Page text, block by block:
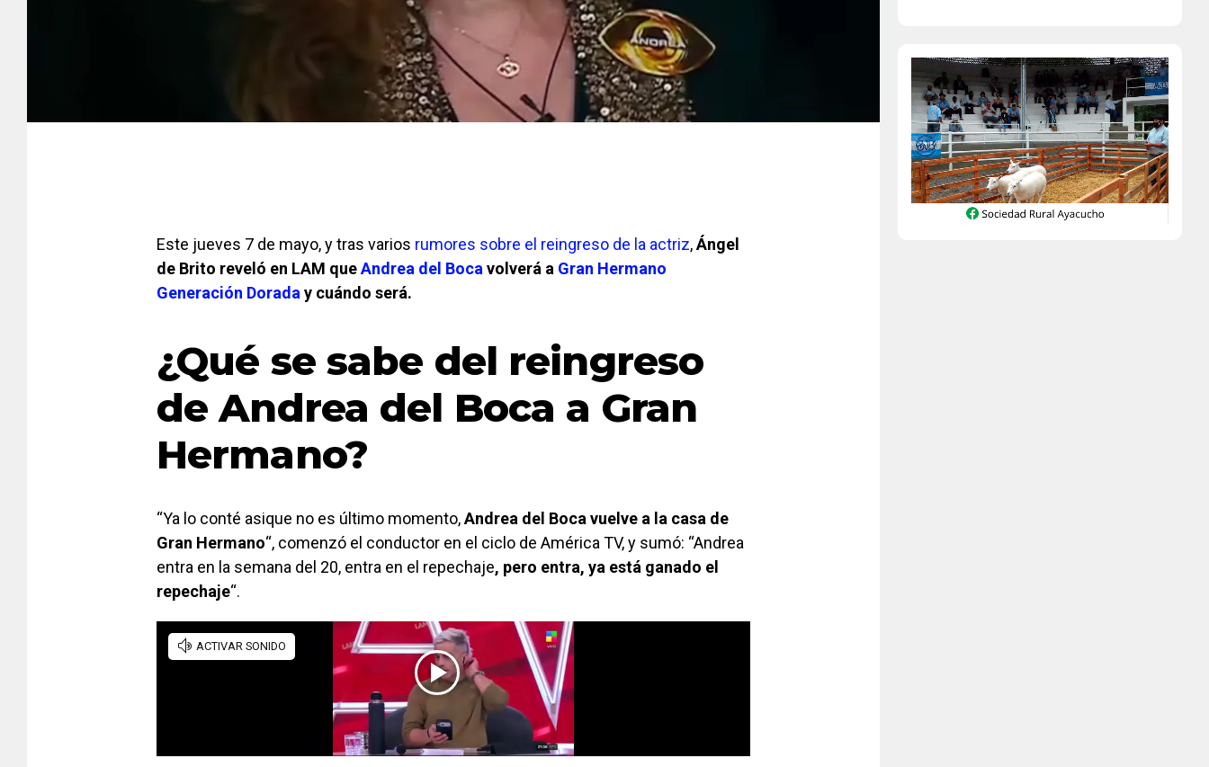
Este jueves 7 de mayo, y tras varios rumores sobre el reingreso de la actriz,Ángel
de Brito reveló en LAM queAndrea del Boca volverá a Gran Hermano
Generación Dorada y cuándo será.
¿Qué se sabe del reingreso
de Andrea del Boca a Gran
Hermano?
“Ya lo conté asique no es último momento,Andrea del Boca vuelve a la casa de
Gran Hermano“, comenzó el conductor en el ciclo de América TV, y sumó: “Andrea
entra en la semana del 20, entra en el repechaje, pero entra, ya está ganado el
repechaje“.